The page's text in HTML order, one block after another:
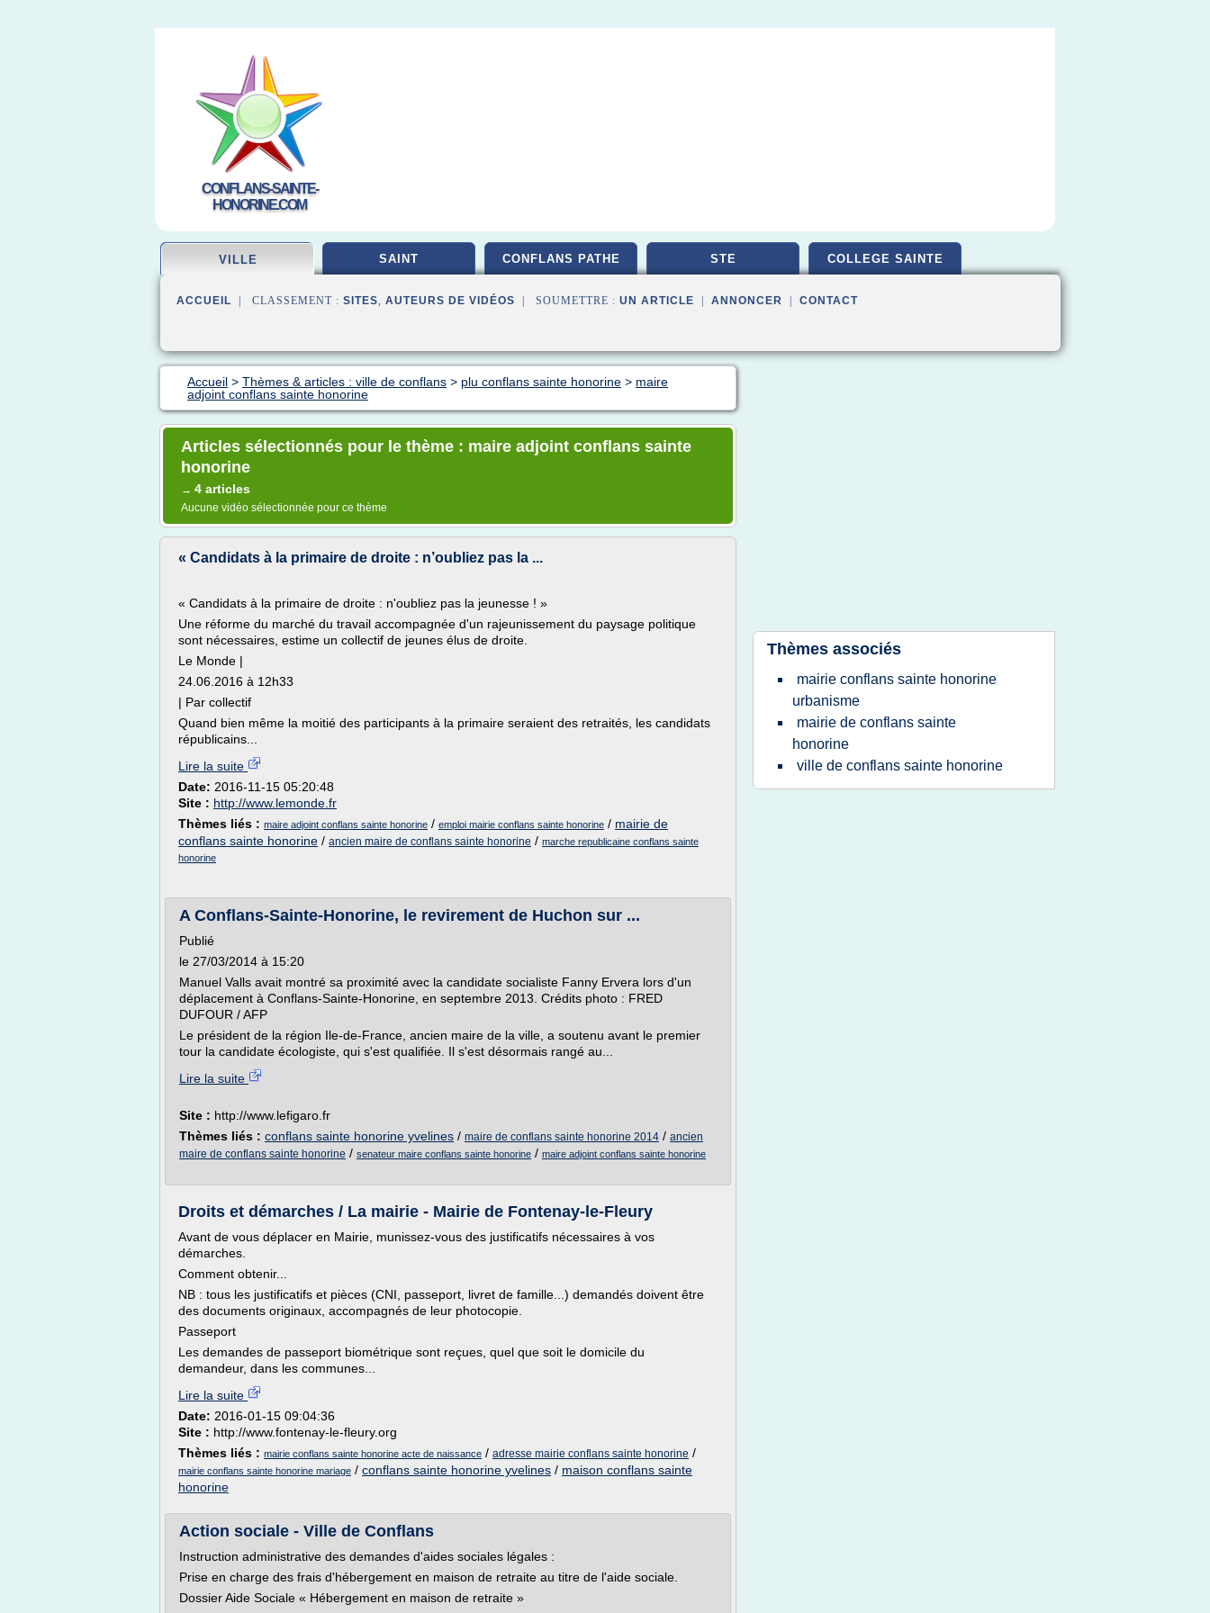
CONFLANS-SAINTE-
HONORINE.COM
VILLE SAINT CONFLANS PATHE STE COLLEGE SAINTE
ACCUEIL | CLASSEMENT : SITES, AUTEURS DE VIDÉOS | SOUMETTRE : UN ARTICLE ANNONCER CONTACT
Accueil > Thèmes & articles : ville de conflans > plu conflans sainte honorine > maire
adjoint conflans sainte honorine
Articles sélectionnés pour le thème : maire adjoint conflans sainte
honorine
→ 4 articles
Aucune vidéo sélectionnée pour ce thème
« Candidats à la primaire de droite : n’oubliez pas la ...
« Candidats à la primaire de droite : n'oubliez pas la jeunesse ! »
Une réforme du marché du travail accompagnée d'un rajeunissement du paysage politique
sont nécessaires, estime un collectif de jeunes élus de droite.
Le Monde |
24.06.2016 à 12h33
| Par collectif
Quand bien même la moitié des participants à la primaire seraient des retraités, les candidats
républicains...
Lire la suite
Date: 2016-11-15 05:20:48
Site : http://www.lemonde.fr
Thèmes liés : maire adjoint conflans sainte honorine / emploi mairie conflans sainte honorine / mairie de
conflans sainte honorine / ancien maire de conflans sainte honorine / marche republicaine conflans sainte
honorine
A Conflans-Sainte-Honorine, le revirement de Huchon sur ...
Publié
le 27/03/2014 à 15:20
Manuel Valls avait montré sa proximité avec la candidate socialiste Fanny Ervera lors d'un
déplacement à Conflans-Sainte-Honorine, en septembre 2013. Crédits photo : FRED
DUFOUR / AFP
Le président de la région Ile-de-France, ancien maire de la ville, a soutenu avant le premier
tour la candidate écologiste, qui s'est qualifiée. Il s'est désormais rangé au...
Lire la suite
Site : http://www.lefigaro.fr
Thèmes liés : conflans sainte honorine yvelines / maire de conflans sainte honorine 2014 / ancien
maire de conflans sainte honorine / senateur maire conflans sainte honorine / maire adjoint conflans sainte honorine
Droits et démarches / La mairie - Mairie de Fontenay-le-Fleury
Avant de vous déplacer en Mairie, munissez-vous des justificatifs nécessaires à vos
démarches.
Comment obtenir...
NB : tous les justificatifs et pièces (CNI, passeport, livret de famille...) demandés doivent être
des documents originaux, accompagnés de leur photocopie.
Passeport
Les demandes de passeport biométrique sont reçues, quel que soit le domicile du
demandeur, dans les communes...
Lire la suite
Date: 2016-01-15 09:04:36
Site : http://www.fontenay-le-fleury.org
Thèmes liés : mairie conflans sainte honorine acte de naissance / adresse mairie conflans sainte honorine /
mairie conflans sainte honorine mariage / conflans sainte honorine yvelines / maison conflans sainte
honorine
Action sociale - Ville de Conflans
Instruction administrative des demandes d'aides sociales légales :
Prise en charge des frais d'hébergement en maison de retraite au titre de l'aide sociale.
Dossier Aide Sociale « Hébergement en maison de retraite »
Thèmes associés
mairie conflans sainte honorine
urbanisme
mairie de conflans sainte
honorine
ville de conflans sainte honorine